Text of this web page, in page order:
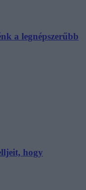
a legnépszerűbb
hogy